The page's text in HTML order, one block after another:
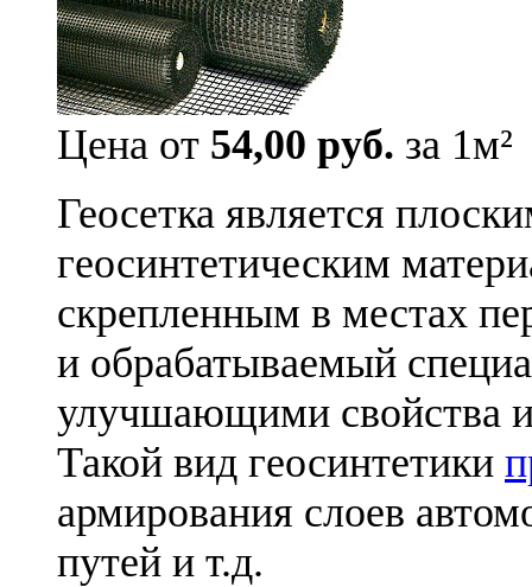
Цена от 54,00 руб. за 1м²
Геосетка является
геосинтетическим
скрепленным в местах
и обрабатываемый
улучшающими свойства
Такой вид геосинтетики
армирования слоев
путей и т.д.